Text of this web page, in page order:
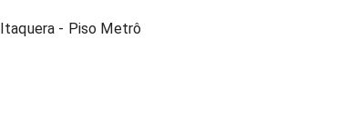
Itaquera - Piso Metrô